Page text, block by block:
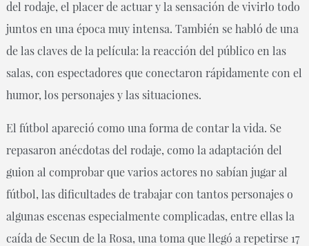
del rodaje, el placer de actuar y la sensación de vivirlo todo
juntos en una época muy intensa. También se habló de una
de las claves de la película: la reacción del público en las
salas, con espectadores que conectaron rápidamente con el
humor, los personajes y las situaciones.
El fútbol apareció como una forma de contar la vida. Se
repasaron anécdotas del rodaje, como la adaptación del
guion al comprobar que varios actores no sabían jugar al
fútbol, las dificultades de trabajar con tantos personajes o
algunas escenas especialmente complicadas, entre ellas la
caída de Secun de la Rosa, una toma que llegó a repetirse 17